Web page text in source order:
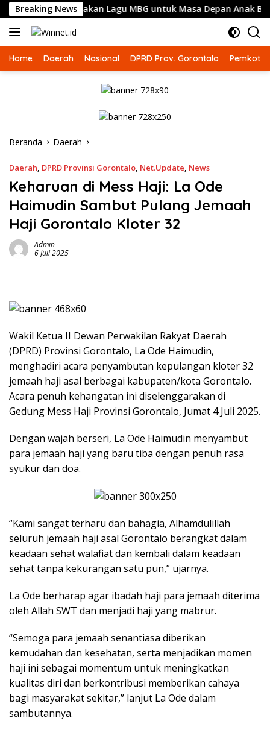
Langsung
ke
konten
Breaking News
Suarakan Lagu MBG untuk Masa Depan Anak Bangsa
Home Daerah Nasional DPRD Prov. Gorontalo Pemkot
Beranda Daerah
Daerah DPRD Provinsi Gorontalo Net.Update News
Keharuan di Mess Haji: La Ode
Haimudin Sambut Pulang Jemaah
Haji Gorontalo Kloter 32
Admin
6 Juli 2025
Wakil Ketua II Dewan Perwakilan Rakyat Daerah
(DPRD) Provinsi Gorontalo, La Ode Haimudin,
menghadiri acara penyambutan kepulangan kloter 32
jemaah haji asal berbagai kabupaten/kota Gorontalo.
Acara penuh kehangatan ini diselenggarakan di
Gedung Mess Haji Provinsi Gorontalo, Jumat 4 Juli 2025.
Dengan wajah berseri, La Ode Haimudin menyambut
para jemaah haji yang baru tiba dengan penuh rasa
syukur dan doa.
“Kami sangat terharu dan bahagia, Alhamdulillah
seluruh jemaah haji asal Gorontalo berangkat dalam
keadaan sehat walafiat dan kembali dalam keadaan
sehat tanpa kekurangan satu pun,” ujarnya.
La Ode berharap agar ibadah haji para jemaah diterima
oleh Allah SWT dan menjadi haji yang mabrur.
“Semoga para jemaah senantiasa diberikan
kemudahan dan kesehatan, serta menjadikan momen
haji ini sebagai momentum untuk meningkatkan
kualitas diri dan berkontribusi memberikan cahaya
bagi masyarakat sekitar,” lanjut La Ode dalam
sambutannya.